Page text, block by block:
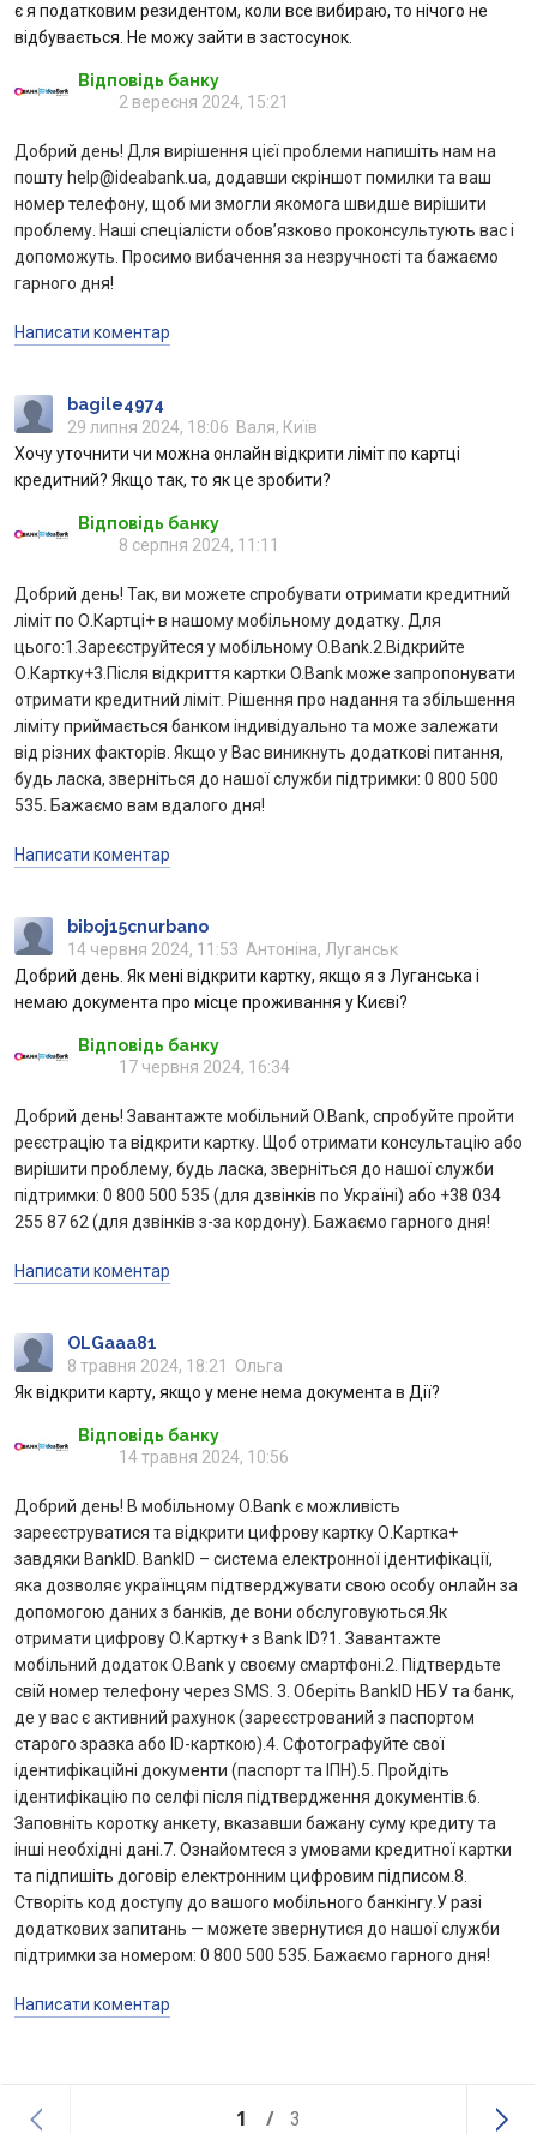
є я податковим резидентом, коли все вибираю, то нічого не
відбувається. Не можу зайти в застосунок.
Відповідь банку
2 вересня 2024, 15:21
Добрий день! Для вирішення цієї проблеми напишіть нам на
пошту help@ideabank.ua, додавши скріншот помилки та ваш
номер телефону, щоб ми змогли якомога швидше вирішити
проблему. Наші спеціалісти обов’язково проконсультують вас і
допоможуть. Просимо вибачення за незручності та бажаємо
гарного дня!
Написати коментар
bagile4974
29 липня 2024, 18:06 Валя, Київ
Хочу уточнити чи можна онлайн відкрити ліміт по картці
кредитний? Якщо так, то як це зробити?
Відповідь банку
8 серпня 2024, 11:11
Добрий день! Так, ви можете спробувати отримати кредитний
ліміт по О.Картці+ в нашому мобільному додатку. Для
цього:1.Зареєструйтеся у мобільному O.Bank.2.Відкрийте
О.Картку+3.Після відкриття картки O.Bank може запропонувати
отримати кредитний ліміт. Рішення про надання та збільшення
ліміту приймається банком індивідуально та може залежати
від різних факторів. Якщо у Вас виникнуть додаткові питання,
будь ласка, зверніться до нашої служби підтримки: 0 800 500
535. Бажаємо вам вдалого дня!
Написати коментар
biboj15cnurbano
14 червня 2024, 11:53 Антоніна, Луганськ
Добрий день. Як мені відкрити картку, якщо я з Луганська і
немаю документа про місце проживання у Києві?
Відповідь банку
17 червня 2024, 16:34
Добрий день! Завантажте мобільний O.Bank, спробуйте пройти
реєстрацію та відкрити картку. Щоб отримати консультацію або
вирішити проблему, будь ласка, зверніться до нашої служби
підтримки: 0 800 500 535 (для дзвінків по Україні) або +38 034
255 87 62 (для дзвінків з-за кордону). Бажаємо гарного дня!
Написати коментар
OLGaaa81
8 травня 2024, 18:21
Ольга
Як відкрити карту, якщо у мене нема документа в Дії?
Відповідь банку
14 травня 2024, 10:56
Добрий день! В мобільному O.Bank є можливість
зареєструватися та відкрити цифрову картку О.Картка+
завдяки BankID. BankID – система електронної ідентифікації,
яка дозволяє українцям підтверджувати свою особу онлайн за
допомогою даних з банків, де вони обслуговуються.Як
отримати цифрову О.Картку+ з Bank ID?1. Завантажте
мобільний додаток O.Bank у своєму смартфоні.2. Підтвердьте
свій номер телефону через SMS. 3. Оберіть BankID НБУ та банк,
де у вас є активний рахунок (зареєстрований з паспортом
старого зразка або ID-карткою).4. Сфотографуйте свої
ідентифікаційні документи (паспорт та ІПН).5. Пройдіть
ідентифікацію по селфі після підтвердження документів.6.
Заповніть коротку анкету, вказавши бажану суму кредиту та
інші необхідні дані.7. Ознайомтеся з умовами кредитної картки
та підпишіть договір електронним цифровим підписом.8.
Створіть код доступу до вашого мобільного банкінгу.У разі
додаткових запитань — можете звернутися до нашої служби
підтримки за номером: 0 800 500 535. Бажаємо гарного дня!
Написати коментар
1 3